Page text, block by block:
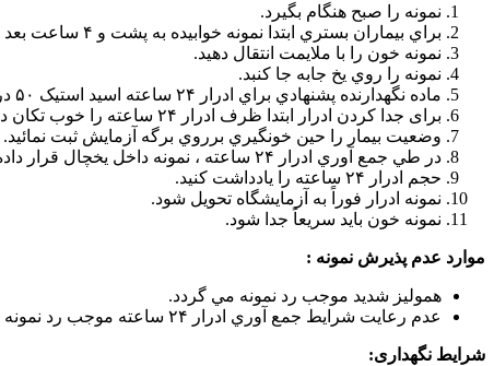
نمونه را صبح هنگام بگيرد.
براي بيماران بستري ابتدا نمونه خوابيده به پشت و ۴ ساعت بعد كه بيمار بلند شده و حركت نموده، نمونه ايستاده را بگيرد.
نمونه خون را با ملايمت انتقال دهيد.
نمونه را روي يخ جابه جا كنبد.
ماده نگهدارنده پشنهادي براي ادرار ۲۴ ساعته اسید استیک ۵۰ درصد و اسيدبوريك مي باشد.
برای جدا کردن ادرار ابتدا ظرف ادرار ۲۴ ساعته را خوب تکان دهید تا ادرار یکنواخت گردد.
وضعيت بيمار را حين خونگيري برروي برگه آزمايش ثبت نمائيد.
در طي جمع آوري ادرار ۲۴ ساعته ، نمونه داخل يخچال قرار داده شود.
حجم ادرار ۲۴ ساعته را یادداشت کنید.
نمونه ادرار فوراً به آزمايشگاه تحويل شود.
نمونه خون بايد سريعاً جدا شود.
موارد عدم پذیرش نمونه :
هموليز شدید موجب رد نمونه مي گردد.
عدم رعايت شرايط جمع آوري ادرار ۲۴ ساعته موجب رد نمونه مي گردد.
شرایط نگهداری: